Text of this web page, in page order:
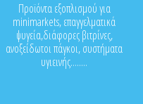
Προϊόντα εξοπλισμού για
minimarkets, επαγγελματικά
ψυγεία,διάφορες βιτρίνες,
ανοξείδωτοι πάγκοι, συστήματα
υγιεινής........